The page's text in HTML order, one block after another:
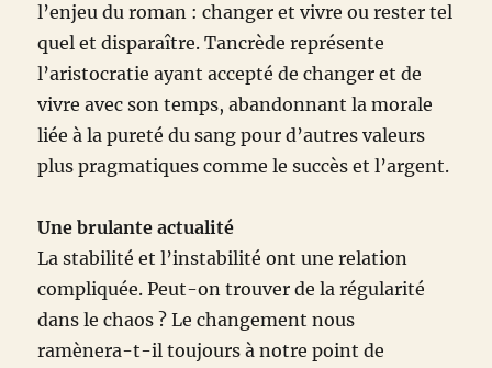
l’enjeu du roman : changer et vivre ou rester tel
quel et disparaître. Tancrède représente
l’aristocratie ayant accepté de changer et de
vivre avec son temps, abandonnant la morale
liée à la pureté du sang pour d’autres valeurs
plus pragmatiques comme le succès et l’argent.
Une brulante actualité
La stabilité et l’instabilité ont une relation
compliquée. Peut-on trouver de la régularité
dans le chaos ? Le changement nous
ramènera-t-il toujours à notre point de